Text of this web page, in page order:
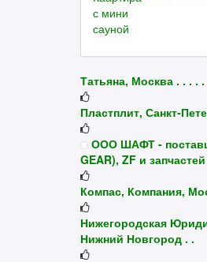
Татьяна, Москва . . . .
Пластплит, Санкт-
ООО ШАФТ -
GEAR), ZF и запчастей
Компас, Компания,
Нижегородская
Нижний Новгород . .